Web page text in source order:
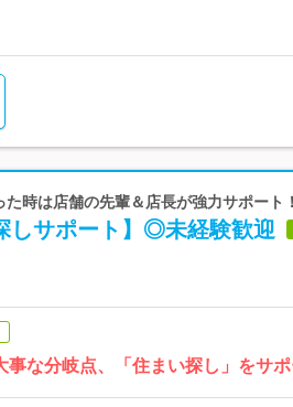
時は店舗の先輩＆店長が強力サポート
しサポート】◎未経験歓迎
な分岐点、「住まい探し」をサ